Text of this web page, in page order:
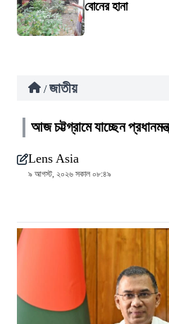
বোনের হানা
/ জাতীয়
আজ চট্টগ্রামে যাচ্ছেন
Lens Asia
৯ আগস্ট, ২০২৬ সকাল ০৮:৪৯